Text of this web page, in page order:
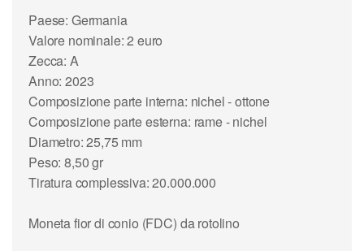
Paese: Germania
Valore nominale: 2 euro
Zecca: A
Anno: 2023
Composizione parte interna: nichel - ottone
Composizione parte esterna: rame - nichel
Diametro: 25,75 mm
Peso: 8,50 gr
Tiratura complessiva: 20.000.000
Moneta fior di conio (FDC) da rotolino